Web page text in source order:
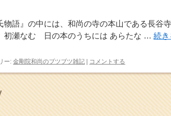
物語』の中には、和尚の寺の本山である長谷
瀬なむ 日の本のうちには あらたな …続き
ー: 金剛院和尚のブツブツ雑記 コメントする